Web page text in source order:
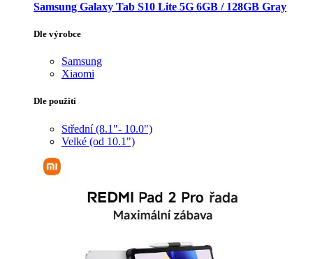
Samsung Galaxy Tab S10 Lite 5G 6GB / 128GB Gray
Dle výrobce
Samsung
Xiaomi
Dle použití
Střední (8.1"- 10.0")
Velké (od 10.1")